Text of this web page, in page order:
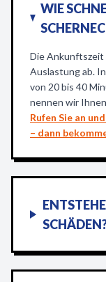
WIE
Die Ankunftszeit
Auslastung ab.
von 20 bis 40
nennen wir
Rufen Sie an
– dann